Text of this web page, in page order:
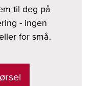
til deg på
- ingen
for små.